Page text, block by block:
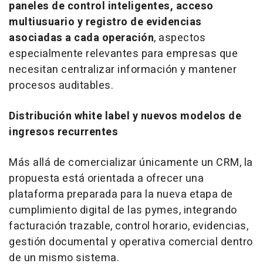
paneles de control inteligentes, acceso
multiusuario y registro de evidencias
asociadas a cada operación, aspectos
especialmente relevantes para empresas que
necesitan centralizar información y mantener
procesos auditables.
Distribución white label y nuevos modelos de
ingresos recurrentes
Más allá de comercializar únicamente un CRM, la
propuesta está orientada a ofrecer una
plataforma preparada para la nueva etapa de
cumplimiento digital de las pymes, integrando
facturación trazable, control horario, evidencias,
gestión documental y operativa comercial dentro
de un mismo sistema.